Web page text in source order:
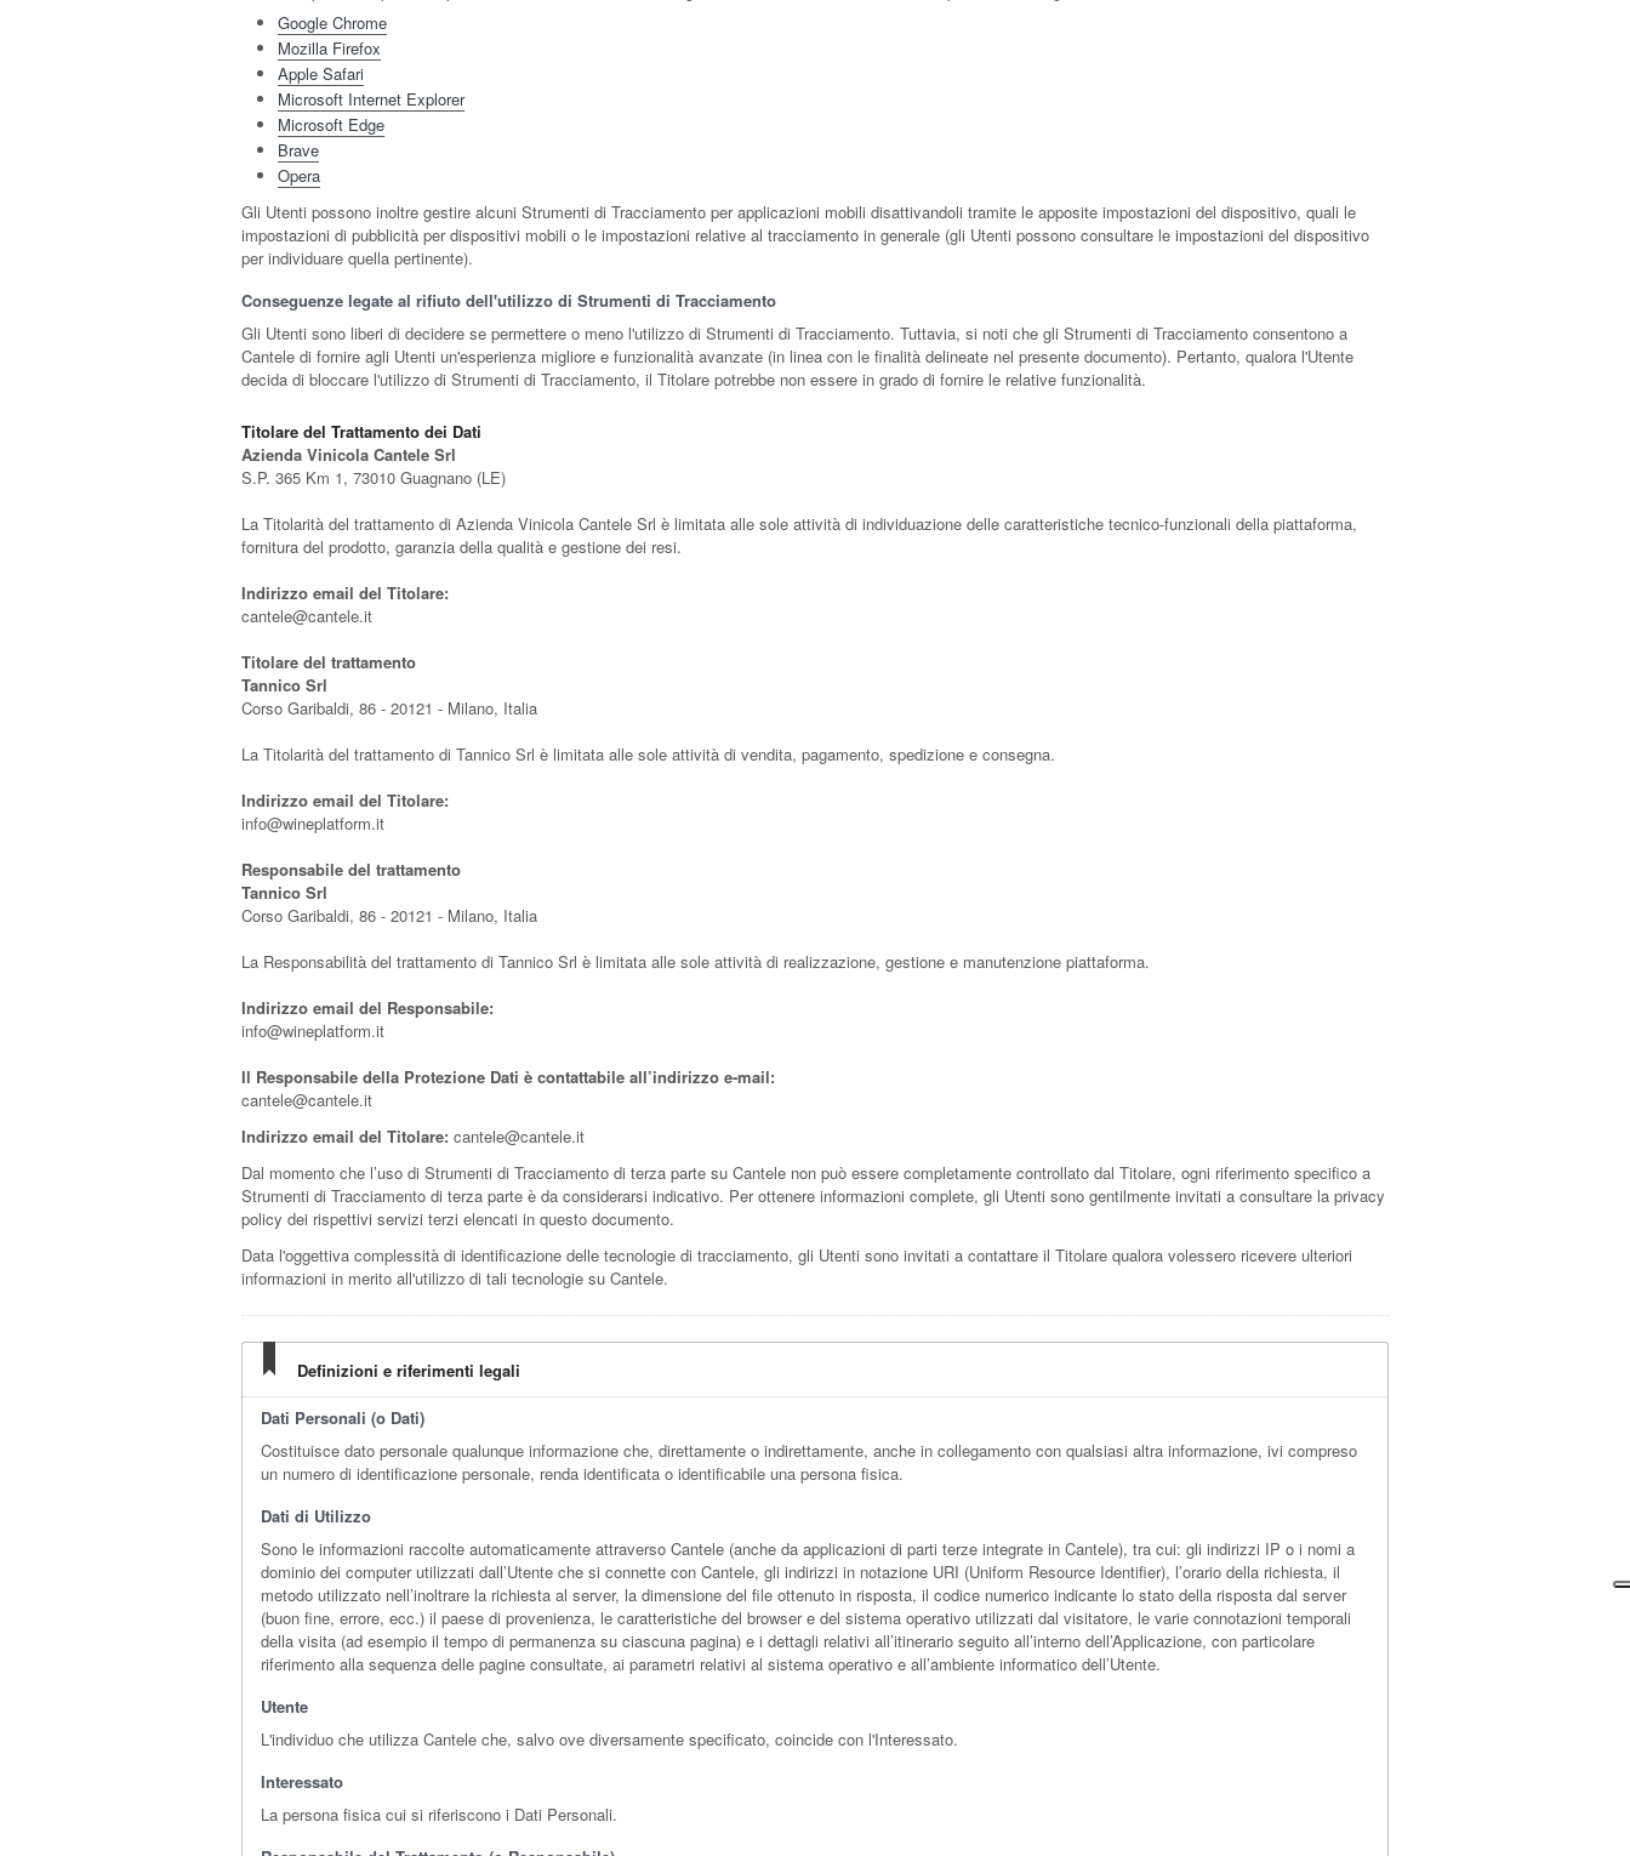
Google Chrome
Mozilla Firefox
Apple Safari
Microsoft Internet Explorer
Microsoft Edge
Brave
Opera
Gli Utenti possono inoltre gestire alcuni Strumenti di Tracciamento per applicazioni mobili disattivandoli tramite le apposite impostazioni del dispositivo, quali le
impostazioni di pubblicità per dispositivi mobili o le impostazioni relative al tracciamento in generale (gli Utenti possono consultare le impostazioni del dispositivo
per individuare quella pertinente).
Conseguenze legate al rifiuto dell'utilizzo di Strumenti di Tracciamento
Gli Utenti sono liberi di decidere se permettere o meno l'utilizzo di Strumenti di Tracciamento. Tuttavia, si noti che gli Strumenti di Tracciamento consentono a
Cantele di fornire agli Utenti un'esperienza migliore e funzionalità avanzate (in linea con le finalità delineate nel presente documento). Pertanto, qualora l'Utente
decida di bloccare l'utilizzo di Strumenti di Tracciamento, il Titolare potrebbe non essere in grado di fornire le relative funzionalità.
Titolare del Trattamento dei Dati
Azienda Vinicola Cantele Srl
S.P. 365 Km 1, 73010 Guagnano (LE)
La Titolarità del trattamento di Azienda Vinicola Cantele Srl è limitata alle sole attività di individuazione delle caratteristiche tecnico-funzionali della piattaforma,
fornitura del prodotto, garanzia della qualità e gestione dei resi.
Indirizzo email del Titolare:
cantele@cantele.it
Titolare del trattamento
Tannico Srl
Corso Garibaldi, 86 - 20121 - Milano, Italia
La Titolarità del trattamento di Tannico Srl è limitata alle sole attività di vendita, pagamento, spedizione e consegna.
Indirizzo email del Titolare:
info@wineplatform.it
Responsabile del trattamento
Tannico Srl
Corso Garibaldi, 86 - 20121 - Milano, Italia
La Responsabilità del trattamento di Tannico Srl è limitata alle sole attività di realizzazione, gestione e manutenzione piattaforma.
Indirizzo email del Responsabile:
info@wineplatform.it
Il Responsabile della Protezione Dati è contattabile all’indirizzo e-mail:
cantele@cantele.it
Indirizzo email del Titolare: cantele@cantele.it
Dal momento che l’uso di Strumenti di Tracciamento di terza parte su Cantele non può essere completamente controllato dal Titolare, ogni riferimento specifico a
Strumenti di Tracciamento di terza parte è da considerarsi indicativo. Per ottenere informazioni complete, gli Utenti sono gentilmente invitati a consultare la privacy
policy dei rispettivi servizi terzi elencati in questo documento.
Data l'oggettiva complessità di identificazione delle tecnologie di tracciamento, gli Utenti sono invitati a contattare il Titolare qualora volessero ricevere ulteriori
informazioni in merito all'utilizzo di tali tecnologie su Cantele.
Definizioni e riferimenti legali
Dati Personali (o Dati)
Costituisce dato personale qualunque informazione che, direttamente o indirettamente, anche in collegamento con qualsiasi altra informazione, ivi compreso
un numero di identificazione personale, renda identificata o identificabile una persona fisica.
Dati di Utilizzo
Sono le informazioni raccolte automaticamente attraverso Cantele (anche da applicazioni di parti terze integrate in Cantele), tra cui: gli indirizzi IP o i nomi a
dominio dei computer utilizzati dall’Utente che si connette con Cantele, gli indirizzi in notazione URI (Uniform Resource Identifier), l’orario della richiesta, il
metodo utilizzato nell’inoltrare la richiesta al server, la dimensione del file ottenuto in risposta, il codice numerico indicante lo stato della risposta dal server
(buon fine, errore, ecc.) il paese di provenienza, le caratteristiche del browser e del sistema operativo utilizzati dal visitatore, le varie connotazioni temporali
della visita (ad esempio il tempo di permanenza su ciascuna pagina) e i dettagli relativi all’itinerario seguito all’interno dell’Applicazione, con particolare
riferimento alla sequenza delle pagine consultate, ai parametri relativi al sistema operativo e all’ambiente informatico dell’Utente.
Utente
L'individuo che utilizza Cantele che, salvo ove diversamente specificato, coincide con l'Interessato.
Interessato
La persona fisica cui si riferiscono i Dati Personali.